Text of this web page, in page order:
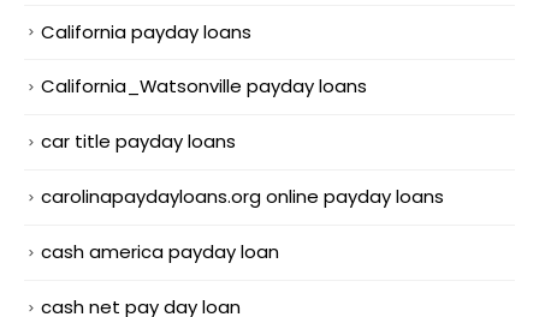
California payday loans
California_Watsonville payday loans
car title payday loans
carolinapaydayloans.org online payday loans
cash america payday loan
cash net pay day loan